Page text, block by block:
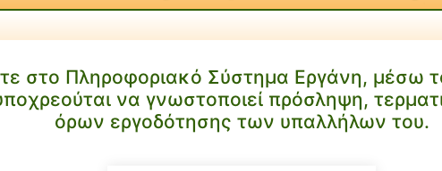
στο Πληροφοριακό Σύστημα Εργάνη, μέσω
να γνωστοποιεί πρόσληψη,
όρων εργοδότησης των υπαλλήλων του.